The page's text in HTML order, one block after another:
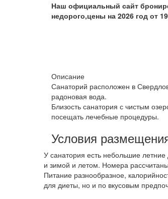
Наш официальный сайт
недорого,цены на 2026 год от
Описание
Санаторий расположен в
радоновая вода.
Близость санатория с чистым
посещать лечебные процедуры.
Условия
У санатория есть небольшие
и зимой и летом. Номера
Питание разнообразное,
для диеты, но и по вкусовым